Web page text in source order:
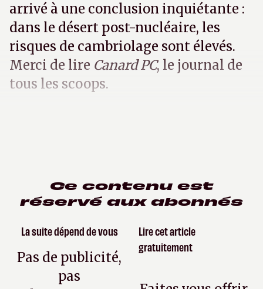
arrivé à une conclusion inquiétante :
dans le désert post-nucléaire, les
risques de cambriolage sont élevés.
Merci de lire Canard PC, le journal de
tous les scoops.
Ce contenu est
réservé aux abonnés
La suite dépend de vous
Pas de publicité,
pas
Lire cet article
gratuitement